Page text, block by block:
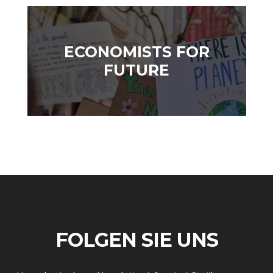
STATUS QUO DER
DEUTSCHEN VWL
OUTPUT GAP
ECONOMISTS FOR
FUTURE
FOLGEN SIE UNS